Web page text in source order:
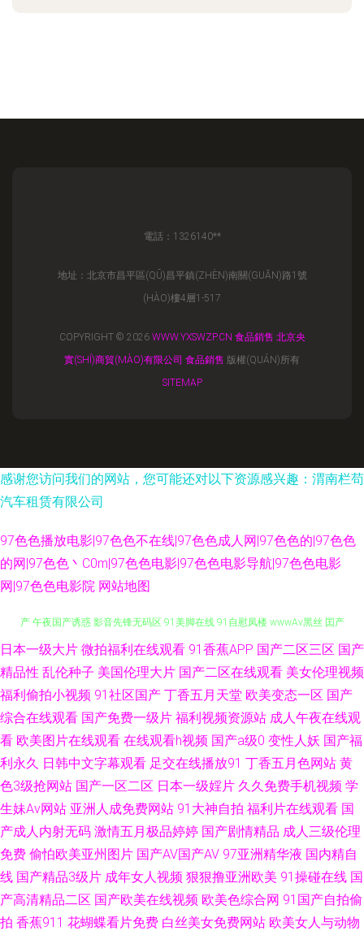
電話：1326140**
地址：北京市昌平區(QŪ)昌平鎮(ZHÈN)南關(GUĀN)路1號
(HÀO)樓4層1-517
COPYRIGHT © 2026 WWW.YXSWZP.CN 食品銷售 北京央
實(SHÍ)商貿(MÀO)有限公司 食品銷售 版權(QUÁN)所有
SITEMAP
感谢您访问我们的网站，您可能还对以下资源感兴趣：渭南栏苟
汽车租赁有限公司
97色色播放电影|97色色不在线|97色色成人网|97色色的|97色色
的网|97色色丶C0m|97色色电影|97色色电影导航|97色色电影
网|97色色电影院 网站地图
国产日韩成人视频 91传媒视频传媒视频 毛片基地破处 日本亚洲天堂日本国
产 午夜国产诱惑 影音先锋无码区 91美脚在线 91自慰凤楼 wwwAv黑丝 囯产
导航 91色女 www成人小视频 九九国产热 爱草b网 超碰人妻人人色 91白丝
国产 青青草原电影院 欧美在线成人网 久久福利资源站 成人无码人妻 黄色老
湿影片 另类海角专区 国产精品久久福利 欧美男女性生活 超碰偷拍 91视频完
整版高清 国产成人精品一二三区 av色先锋 1024视频国产 91国产在线观看熟
日本一级大片 微拍福利在线观看 91香蕉APP 国产二区三区 国产
精品性 乱伦种子 美国伦理大片 国产二区在线观看 美女伦理视频
福利偷拍小视频 91社区国产 丁香五月天堂 欧美变态一区 国产
综合在线观看 国产免费一级片 福利视频资源站 成人午夜在线观
看 欧美图片在线观看 在线观看h视频 国产a级0 变性人妖 国产福
利永久 日韩中文字幕观看 足交在线播放91 丁香五月色网站 黄
色3级抢网站 国产一区二区 日本一级婬片 久久免费手机视频 学
生妹Av网站 亚洲人成免费网站 91大神自拍 福利片在线观看 国
产成人内射无码 激情五月极品婷婷 国产剧情精品 成人三级伦理
免费 偷怕欧美亚州图片 国产AV国产AV 97亚洲精华液 国内精自
线 国产精品3级片 成年女人视频 狠狠撸亚洲欧美 91操碰在线 国
产高清精品二区 国产欧美在线视频 欧美色综合网 91国产自拍偷
拍 香蕉911 花蝴蝶看片免费 白丝美女免费网站 欧美女人与动物